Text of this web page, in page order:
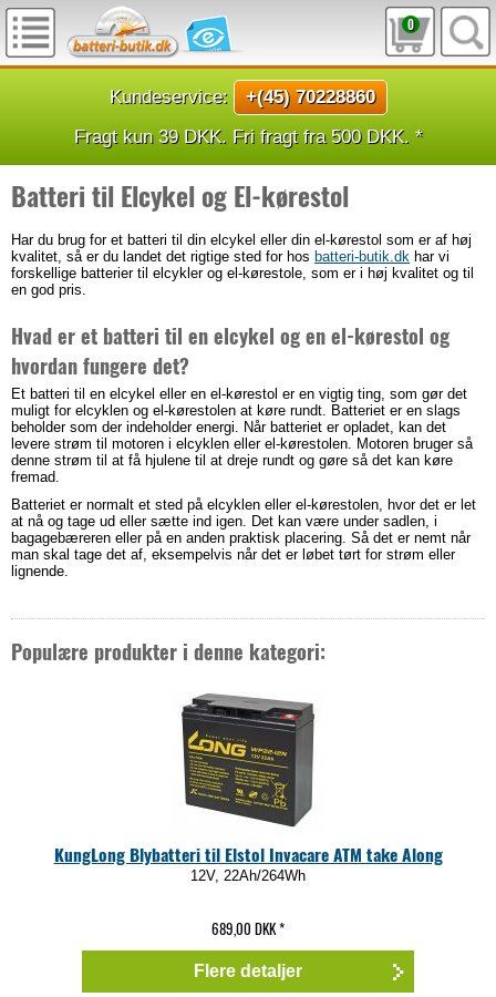
0
Kundeservice:
+(45) 70228860
Fragt kun 39 DKK. Fri fragt fra 500 DKK. *
Batteri til Elcykel og El-kørestol
Har du brug for et batteri til din elcykel eller din el-kørestol som er af høj
kvalitet, så er du landet det rigtige sted for hos batteri-butik.dk har vi
forskellige batterier til elcykler og el-kørestole, som er i høj kvalitet og til
en god pris.
Hvad er et batteri til en elcykel og en el-kørestol og
hvordan fungere det?
Et batteri til en elcykel eller en el-kørestol er en vigtig ting, som gør det
muligt for elcyklen og el-kørestolen at køre rundt. Batteriet er en slags
beholder som der indeholder energi. Når batteriet er opladet, kan det
levere strøm til motoren i elcyklen eller el-kørestolen. Motoren bruger så
denne strøm til at få hjulene til at dreje rundt og gøre så det kan køre
fremad.
Batteriet er normalt et sted på elcyklen eller el-kørestolen, hvor det er let
at nå og tage ud eller sætte ind igen. Det kan være under sadlen, i
bagagebæreren eller på en anden praktisk placering. Så det er nemt når
man skal tage det af, eksempelvis når det er løbet tørt for strøm eller
lignende.
Populære produkter i denne kategori:
KungLong Blybatteri til Elstol Invacare ATM take Along
12V, 22Ah/264Wh
689,00 DKK*
Flere detaljer